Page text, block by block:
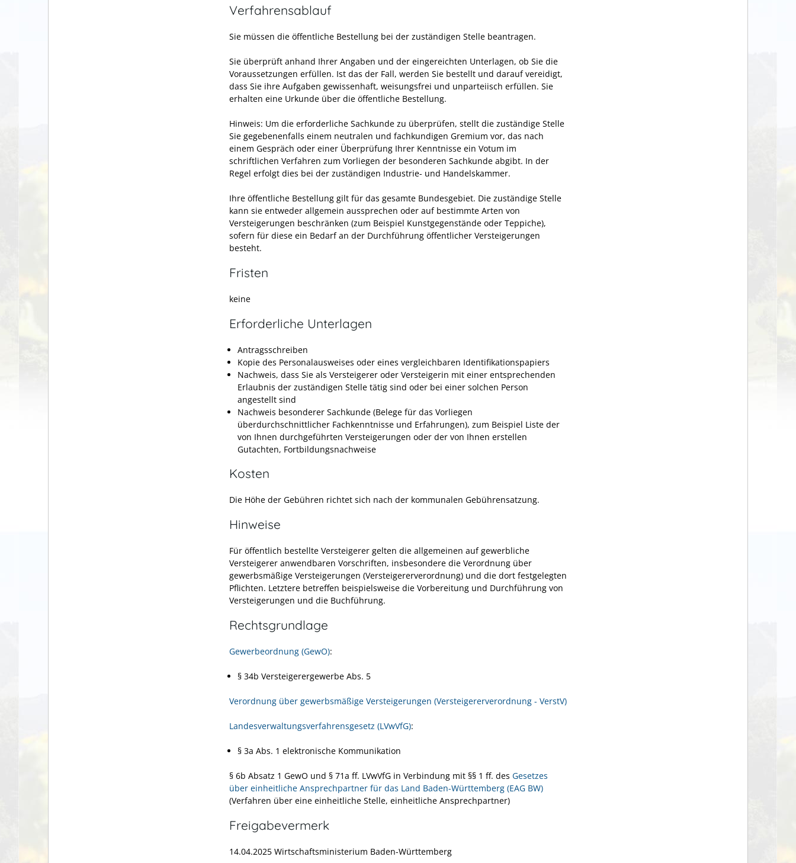
Verfahrensablauf
Sie müssen die öffentliche Bestellung bei der zuständigen Stelle beantragen.
Sie überprüft anhand Ihrer Angaben und der eingereichten Unterlagen, ob Sie die
Voraussetzungen erfüllen. Ist das der Fall, werden Sie bestellt und darauf vereidigt,
dass Sie ihre Aufgaben gewissenhaft, weisungsfrei und unparteiisch erfüllen. Sie
erhalten eine Urkunde über die öffentliche Bestellung.
Hinweis: Um die erforderliche Sachkunde zu überprüfen, stellt die zuständige Stelle
Sie gegebenenfalls einem neutralen und fachkundigen Gremium vor, das nach
einem Gespräch oder einer Überprüfung Ihrer Kenntnisse ein Votum im
schriftlichen Verfahren zum Vorliegen der besonderen Sachkunde abgibt. In der
Regel erfolgt dies bei der zuständigen Industrie- und Handelskammer.
Ihre öffentliche Bestellung gilt für das gesamte Bundesgebiet. Die zuständige Stelle
kann sie entweder allgemein aussprechen oder auf bestimmte Arten von
Versteigerungen beschränken (zum Beispiel Kunstgegenstände oder Teppiche),
sofern für diese ein Bedarf an der Durchführung öffentlicher Versteigerungen
besteht.
Fristen
keine
Erforderliche Unterlagen
Antragsschreiben
Kopie des Personalausweises oder eines vergleichbaren Identifikationspapiers
Nachweis, dass Sie als Versteigerer oder Versteigerin mit einer entsprechenden
Erlaubnis der zuständigen Stelle tätig sind oder bei einer solchen Person
angestellt sind
Nachweis besonderer Sachkunde (Belege für das Vorliegen
überdurchschnittlicher Fachkenntnisse und Erfahrungen), zum Beispiel Liste der
von Ihnen durchgeführten Versteigerungen oder der von Ihnen erstellen
Gutachten, Fortbildungsnachweise
Kosten
Die Höhe der Gebühren richtet sich nach der kommunalen Gebührensatzung.
Hinweise
Für öffentlich bestellte Versteigerer gelten die allgemeinen auf gewerbliche
Versteigerer anwendbaren Vorschriften, insbesondere die Verordnung über
gewerbsmäßige Versteigerungen (Versteigererverordnung) und die dort festgelegten
Pflichten. Letztere betreffen beispielsweise die Vorbereitung und Durchführung von
Versteigerungen und die Buchführung.
Rechtsgrundlage
Gewerbeordnung (GewO):
§ 34b Versteigerergewerbe Abs. 5
Verordnung über gewerbsmäßige Versteigerungen (Versteigererverordnung - VerstV)
Landesverwaltungsverfahrensgesetz (LVwVfG):
§ 3a Abs. 1 elektronische Kommunikation
§ 6b Absatz 1 GewO und § 71a ff. LVwVfG in Verbindung mit §§ 1 ff. des Gesetzes
über einheitliche Ansprechpartner für das Land Baden-Württemberg (EAG BW)
(Verfahren über eine einheitliche Stelle, einheitliche Ansprechpartner)
Freigabevermerk
14.04.2025 Wirtschaftsministerium Baden-Württemberg